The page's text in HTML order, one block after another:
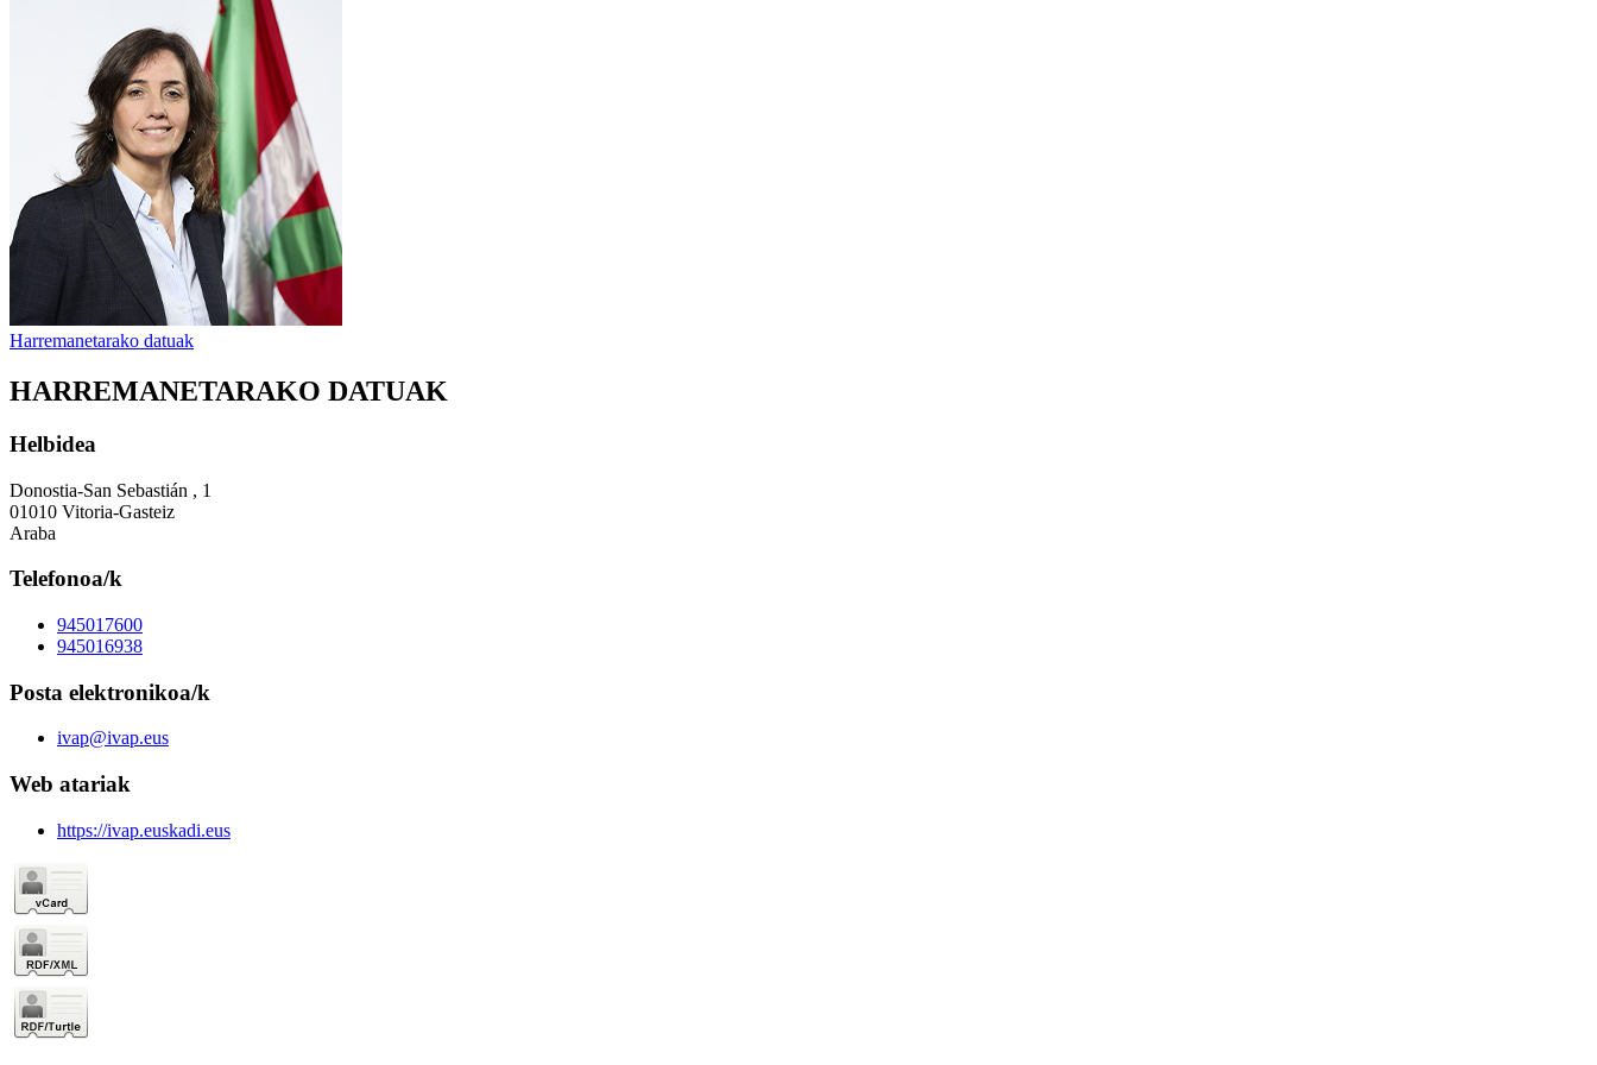
Harremanetarako datuak
HARREMANETARAKO DATUAK
Helbidea
Donostia-San Sebastián , 1
01010 Vitoria-Gasteiz
Araba
Telefonoa/k
945017600
945016938
Posta elektronikoa/k
ivap@ivap.eus
Web atariak
https://ivap.euskadi.eus